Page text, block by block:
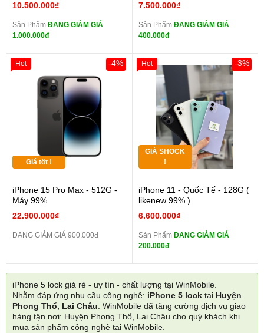
10.500.000₫
Sản Phẩm ĐANG GIẢM GIÁ
1.000.000đ
7.500.000₫
Sản Phẩm ĐANG GIẢM GIÁ
400.000đ
Giá tốt !
iPhone 15 Pro Max - 512G -
Máy 99%
22.900.000₫
-4%
ĐANG GIẢM GIÁ 900.000đ
Hot
GIÁ SHOCK
!
iPhone 11 - Quốc Tế - 128G (
likenew 99% )
6.600.000₫
-3%
Sản Phẩm ĐANG GIẢM GIÁ
200.000đ
Hot
iPhone 5 lock giá rẻ - uy tín - chất lượng tại WinMobile.
Nhằm đáp ứng nhu cầu công nghệ: iPhone 5 lock tại Huyện
Phong Thổ, Lai Châu. WinMobile đã tăng cường dịch vụ giao
hàng tận nơi: Huyện Phong Thổ, Lai Châu cho quý khách khi
mua sản phẩm công nghệ tại WinMobile.